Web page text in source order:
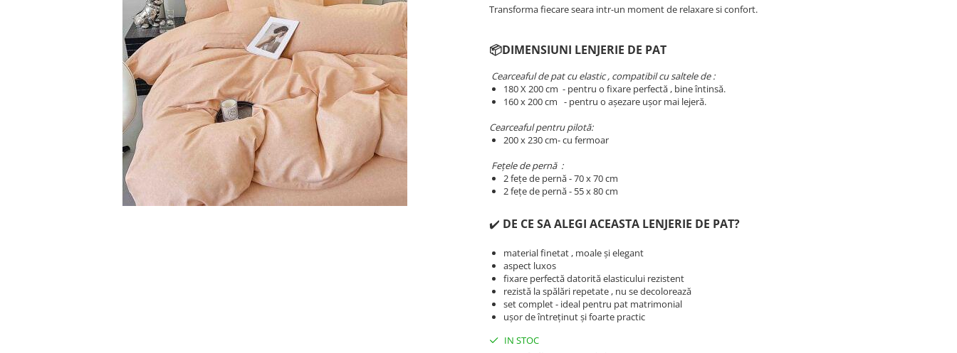
Lenjerii De Pat Creponate
Lenjerii De Pat Bumbac Poplin 2
Lenjerii De Pat Bumbac Poplin,
Lenjerii De Pat Bumbac Satinat 2
Lenjerii De Pat Volanase
Lenjerii De Pat, Finet Premium 3D,
Transforma fiecare seara intr-un moment de relaxare si confort.
📦DIMENSIUNI LENJERIE DE PAT
Cearceaful de pat cu elastic , compatibil cu saltele de :
180 X 200 cm - pentru o fixare perfectă , bine întinsă.
​​​​160 x 200 cm - pentru o așezare ușor mai lejeră.
Cearceaful pentru pilotă:
200 x 230 cm- cu fermoar
Fețele de pernă :
2 fețe de pernă - 70 x 70 cm
2 fețe de pernă - 55 x 80 cm
✔️ DE CE SA ALEGI ACEASTA LENJERIE DE PAT?
material finetat , moale și elegant
aspect luxos
fixare perfectă datorită elasticului rezistent
rezistă la spălări repetate , nu se decolorează
set complet - ideal pentru pat matrimonial
ușor de întreținut și foarte practic
IN STOC